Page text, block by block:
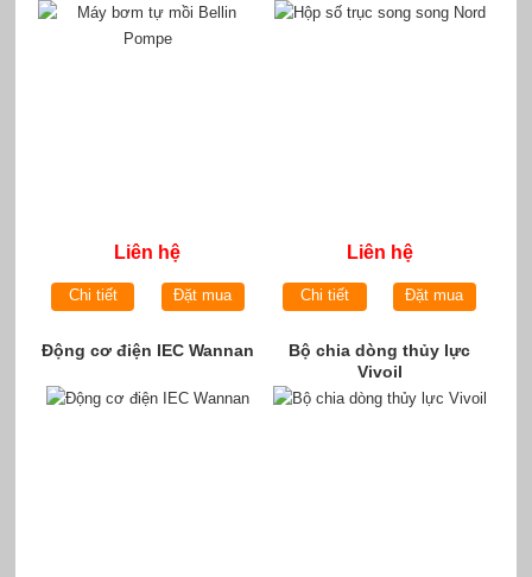
Liên hệ
Chi tiết Đặt mua
Liên hệ
Chi tiết Đặt mua
Động cơ điện IEC Wannan
Bộ chia dòng thủy lực
Vivoil